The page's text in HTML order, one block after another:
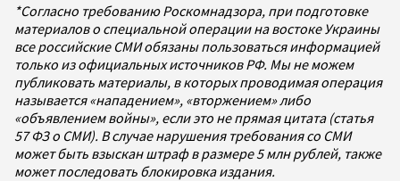
*Согласно требованию Роскомнадзора, при подготовке
материалов о специальной операции на востоке Украины
все российские СМИ обязаны пользоваться информацией
только из официальных источников РФ. Мы не можем
публиковать материалы, в которых проводимая операция
называется «нападением», «вторжением» либо
«объявлением войны», если это не прямая цитата (статья
57 ФЗ о СМИ). В случае нарушения требования со СМИ
может быть взыскан штраф в размере 5 млн рублей, также
может последовать блокировка издания.